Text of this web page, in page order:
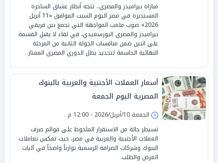
مباراة بيراميدز والمصري.. تتجه أنظار عشاق الساحرة
المستديرة في مصر اليوم السبت الموافق «11 أبريل
2026» صوب ملعب المواجهة التي تجمع بين فريقي
بيراميدز والمصري البورسعيدي، في لقاء لا يقبل القسمة
على اثنين ضمن منافسات الجولة الثانية من المرحلة
النهائية الحاسمة لتحديد بطل الدوري المصري الممتاز.
أسعار العملات الأجنبية والعربية بالبنوك
المصرية اليوم الجمعة
الجمعة 10/أبريل/2026 - 12:00 م
تسيطر حالة من الاستقرار الملحوظ على قوائم صرف
العملات الأجنبية والعربية في مصر، حيث تعكس تعاملات
البنوك وشركات الصرافة الرسمية توازناً واضحاً في آليات
العرض والطلب.